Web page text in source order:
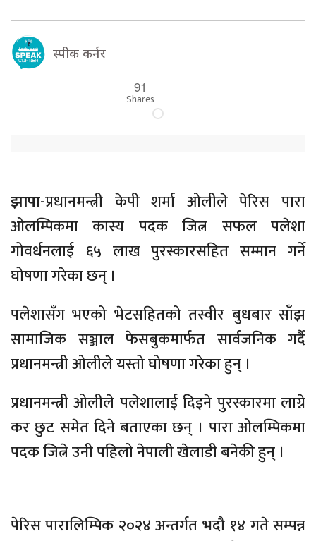
स्पीक कर्नर
91
Shares
झापा-प्रधानमन्त्री केपी शर्मा ओलीले पेरिस पारा
ओलम्पिकमा कास्य पदक जित्न सफल पलेशा
गोवर्धनलाई ६५ लाख पुरस्कारसहित सम्मान गर्ने
घोषणा गरेका छन् ।
पलेशासँग भएको भेटसहितको तस्वीर बुधबार साँझ
सामाजिक सञ्जाल फेसबुकमार्फत सार्वजनिक गर्दै
प्रधानमन्त्री ओलीले यस्तो घोषणा गरेका हुन् ।
प्रधानमन्त्री ओलीले पलेशालाई दिइने पुरस्कारमा लाग्ने
कर छुट समेत दिने बताएका छन् । पारा ओलम्पिकमा
पदक जित्ने उनी पहिलो नेपाली खेलाडी बनेकी हुन् ।
पेरिस पारालिम्पिक २०२४ अन्तर्गत भदौ १४ गते सम्पन्न